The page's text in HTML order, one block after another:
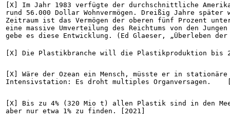
[X] Im Jahr 1983 verfügte der durchschnittliche
rund 56.000 Dollar Wohnvermögen. Dreißig Jahre
Zeitraum ist das Vermögen der oberen fünf Prozent
eine massive Umverteilung des Reichtums von den
gebe es diese Entwicklung. (Ed Glaeser, „Überleben
[X] Die Plastikbranche will die Plastikproduktion bis
[X] Wäre der Ozean ein Mensch, müsste er in
Intensivstation: Es droht multiples Organversagen.
[X] Bis zu 4% (320 Mio t) allen Plastik sind in den
aber nur etwa 1% zu finden. [2021]